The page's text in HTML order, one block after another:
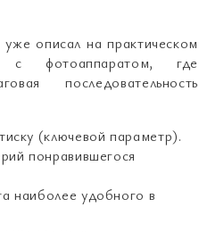
описал на практическом
фотоаппаратом, где
последовательность
(ключевой параметр).
понравившегося
наиболее удобного в